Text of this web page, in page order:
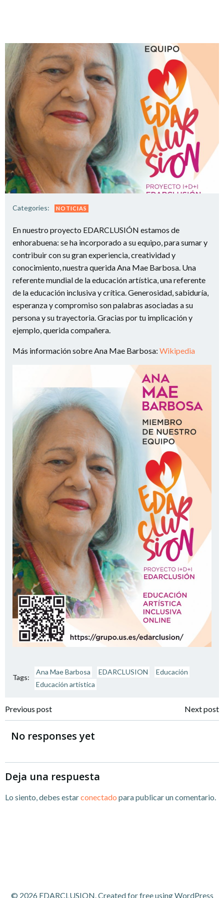
Categories: NOTICIAS
En nuestro proyecto EDARCLUSIÓN estamos de
enhorabuena: se ha incorporado a su equipo, para sumar y
contribuir con su gran experiencia, creatividad y
conocimiento, nuestra querida Ana Mae Barbosa. Una
referente mundial de la educación artística, una referente
de la educación inclusiva y crítica. Generosidad, sabiduría,
esperanza y compromiso son palabras asociadas a su
persona y su trayectoria. Gracias por tu implicación y
ejemplo, querida compañera.
Más información sobre Ana Mae Barbosa: Wikipedia
Tags:
Ana Mae Barbosa EDARCLUSION
Educación
Educación artística
Navegación
por
las
entradas
Previous post
Navegación
las
Next post
No responses yet
Deja una respuesta
Lo siento, debes estarconectado para publicar un comentario.
© 2026 EDARCLUSION. Created for free using WordPress